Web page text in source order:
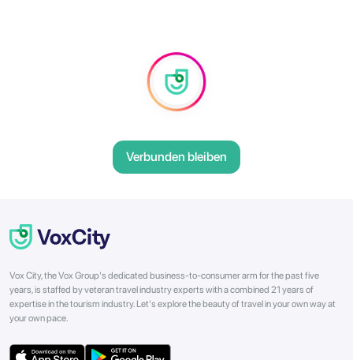
Verbunden bleiben
Vox City, the Vox Group's dedicated business-to-consumer arm for the past five
years, is staffed by veteran travel industry experts with a combined 21 years of
expertise in the tourism industry. Let's explore the beauty of travel in your own way at
your own pace.